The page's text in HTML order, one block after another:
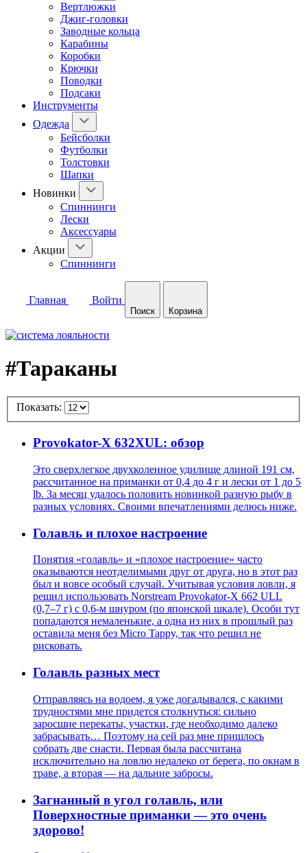
Вертлюжки
Джиг-головки
Заводные кольца
Карабины
Коробки
Крючки
Поводки
Подсаки
Инструменты
Одежда
Бейсболки
Футболки
Толстовки
Шапки
Новинки
Спиннинги
Лески
Аксессуары
Акции
Спиннинги
Главная Войти
Поиск Корзина
#Тараканы
Показать:
Provokator-X 632XUL: обзор
Это сверхлегкое двухколенное удилище длиной 191 см,
рассчитанное на приманки от 0,4 до 4 г и лески от 1 до 5
lb. За месяц удалось половить новинкой разную рыбу в
разных условиях. Своими впечатлениями делюсь ниже.
Голавль и плохое настроение
Понятия «голавль» и «плохое настроение» часто
оказываются неотделимыми друг от друга, но в этот раз
был и вовсе особый случай. Учитывая условия ловли, я
решил использовать Norstream Provokator-X 662 ULL
(0,7–7 г) с 0,6-м шнуром (по японской шкале). Особи тут
попадаются немаленькие, а одна из них в прошлый раз
оставила меня без Micro Tappy, так что решил не
рисковать.
Голавль разных мест
Отправляясь на водоем, я уже догадывался, с какими
трудностями мне придется столкнуться: сильно
заросшие перекаты, участки, где необходимо далеко
забрасывать… Поэтому на сей раз мне пришлось
собрать две снасти. Первая была рассчитана
исключительно на ловлю недалеко от берега, по окнам в
траве, а вторая — на дальние забросы.
Загнанный в угол голавль, или
Поверхностные приманки — это очень
здорово!